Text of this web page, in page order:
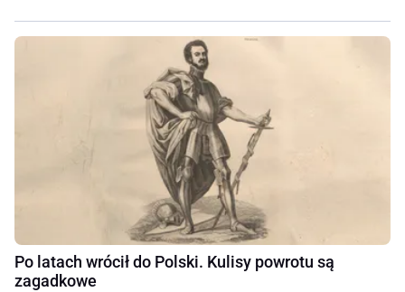
Po latach wrócił do Polski. Kulisy powrotu są
zagadkowe